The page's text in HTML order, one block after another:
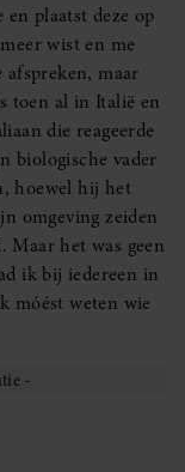
plaatst deze op
wist en me
maar
toen al in Italië en
die reageerde
biologische vader
hoewel hij het
omgeving zeiden
Maar het was geen
ik bij iedereen in
móést weten wie